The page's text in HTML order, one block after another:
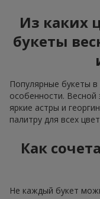
Из каких
букеты
Популярные букеты
особенности.
яркие астры и
палитру для всех
Как
Не каждый букет